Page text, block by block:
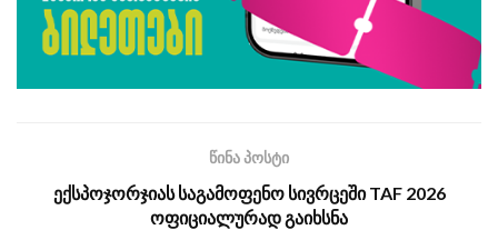
წინა პოსტი
ექსპოჯორჯიას საგამოფენო სივრცეში TAF 2026
ოფიციალურად გაიხსნა